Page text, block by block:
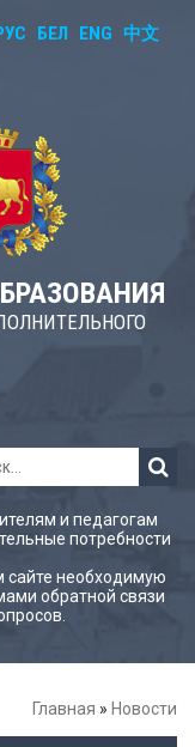
БЕЛ ENG 中文
и педагогам
потребности
сайте необходимую
обратной связи
Главная » Новости